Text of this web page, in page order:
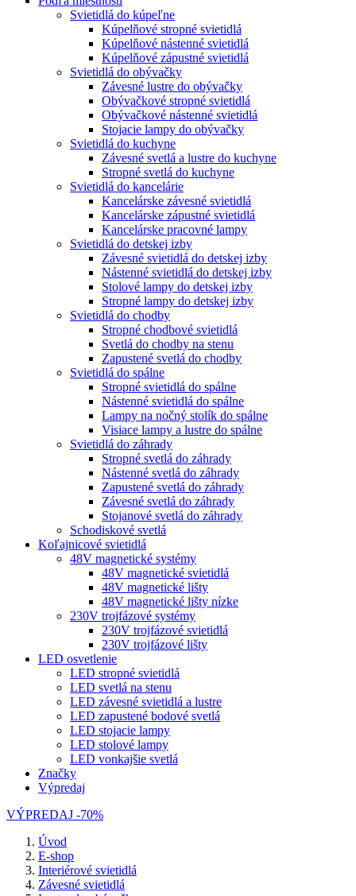
Svietidlá do kúpeľne
Kúpelňové stropné svietidlá
Kúpelňové nástenné svietidlá
Kúpelňové zápustné svietidlá
Svietidlá do obývačky
Závesné lustre do obývačky
Obývačkové stropné svietidlá
Obývačkové nástenné svietidlá
Stojacie lampy do obývačky
Svietidlá do kuchyne
Závesné svetlá a lustre do kuchyne
Stropné svetlá do kuchyne
Svietidlá do kancelárie
Kancelárske závesné svietidlá
Kancelárske zápustné svietidlá
Kancelárske pracovné lampy
Svietidlá do detskej izby
Závesné svietidlá do detskej izby
Nástenné svietidlá do detskej izby
Stolové lampy do detskej izby
Stropné lampy do detskej izby
Svietidlá do chodby
Stropné chodbové svietidlá
Svetlá do chodby na stenu
Zapustené svetlá do chodby
Svietidlá do spálne
Stropné svietidlá do spálne
Nástenné svietidlá do spálne
Lampy na nočný stolík do spálne
Visiace lampy a lustre do spálne
Svietidlá do záhrady
Stropné svetlá do záhrady
Nástenné svetlá do záhrady
Zapustené svetlá do záhrady
Závesné svetlá do záhrady
Stojanové svetlá do záhrady
Schodiskové svetlá
Koľajnicové svietidlá
48V magnetické systémy
48V magnetické svietidlá
48V magnetické lišty
48V magnetické lišty nízke
230V trojfázové systémy
230V trojfázové svietidlá
230V trojfázové lišty
LED osvetlenie
LED stropné svietidlá
LED svetlá na stenu
LED závesné svietidlá a lustre
LED zapustené bodové svetlá
LED stojacie lampy
LED stolové lampy
LED vonkajšie svetlá
Značky
Výpredaj
VÝPREDAJ -70%
Úvod
E-shop
Interiérové svietidlá
Závesné svietidlá